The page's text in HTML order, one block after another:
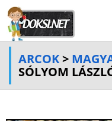
ARCOK>
SÓLYOM